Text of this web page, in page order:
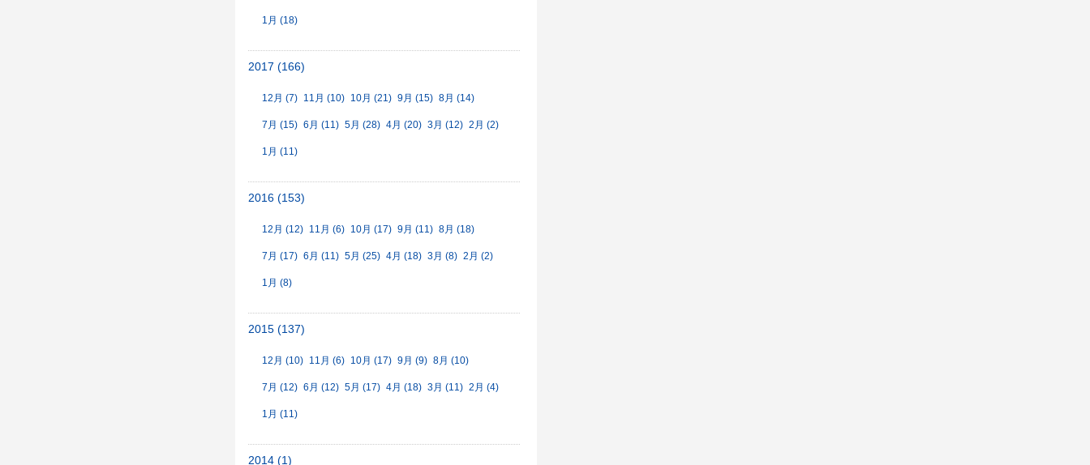
1月 (18)
2017 (166)
12月 (7) 11月 (10) 10月 (21) 9月 (15) 8月 (14)
7月 (15) 6月 (11) 5月 (28) 4月 (20) 3月 (12) 2月 (2)
1月 (11)
2016 (153)
12月 (12) 11月 (6) 10月 (17) 9月 (11) 8月 (18)
7月 (17) 6月 (11) 5月 (25) 4月 (18) 3月 (8) 2月 (2)
1月 (8)
2015 (137)
12月 (10) 11月 (6) 10月 (17) 9月 (9) 8月 (10)
7月 (12) 6月 (12) 5月 (17) 4月 (18) 3月 (11) 2月 (4)
1月 (11)
2014 (1)